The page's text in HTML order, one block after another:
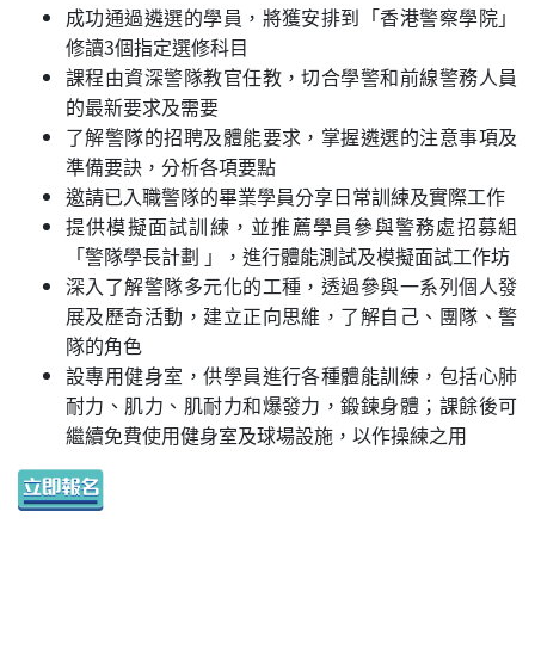
成功通過遴選的學員，將獲安排到「香港警察學院」
修讀3個指定選修科目
課程由資深警隊教官任教，切合學警和前線警務人員
的最新要求及需要
了解警隊的招聘及體能要求，掌握遴選的注意事項及
準備要訣，分析各項要點
邀請已入職警隊的畢業學員分享日常訓練及實際工作
提供模擬面試訓練，並推薦學員參與警務處招募組
「警隊學長計劃 」，進行體能測試及模擬面試工作坊
深入了解警隊多元化的工種，透過參與一系列個人發
展及歷奇活動，建立正向思維，了解自己、團隊、警
隊的角色
設專用健身室，供學員進行各種體能訓練，包括心肺
耐力、肌力、肌耐力和爆發力，鍛鍊身體；課餘後可
繼續免費使用健身室及球場設施，以作操練之用